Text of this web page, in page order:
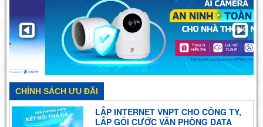
CHÍNH SÁCH ƯU ĐÃI
LẮP INTERNET VNPT CHO CÔNG TY,
LẮP GÓI CƯỚC VĂN PHÒNG DATA